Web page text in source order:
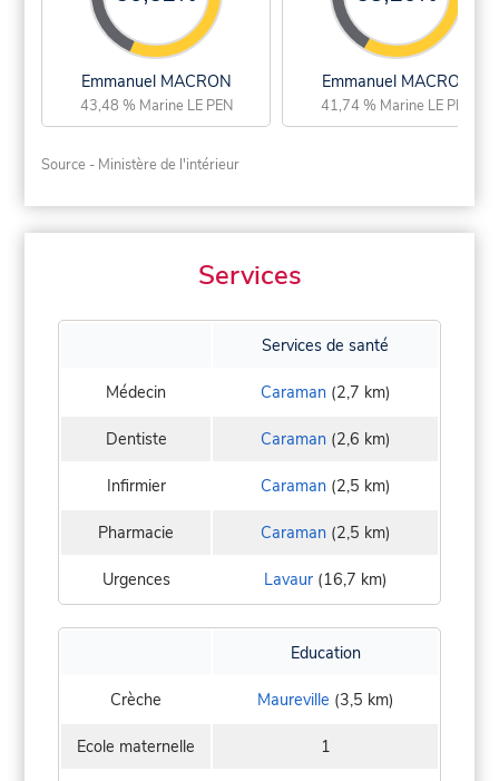
Emmanuel MACRON
43,48 % Marine LE PEN
Emmanuel MACRON
41,74 % Marine LE PEN
Source - Ministère de l'intérieur
Services
Services de santé
Médecin Caraman(2,7 km)
Dentiste Caraman(2,6 km)
Infirmier Caraman(2,5 km)
Pharmacie Caraman(2,5 km)
Urgences Lavaur(16,7 km)
Education
Crèche Maureville (3,5 km)
Ecole maternelle 1